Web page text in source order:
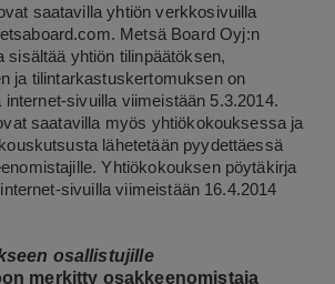
saatavilla yhtiön verkkosivuilla
. Metsä Board Oyj:n
sisältää yhtiön tilinpäätöksen,
ja tilintarkastuskertomuksen on
internet-sivuilla viimeistään 5.3.2014.
saatavilla myös yhtiökokouksessa ja
lähetetään pyydettäessä
Yhtiökokouksen pöytäkirja
sivuilla viimeistään 16.4.2014
osallistujille
merkitty osakkeenomistaja